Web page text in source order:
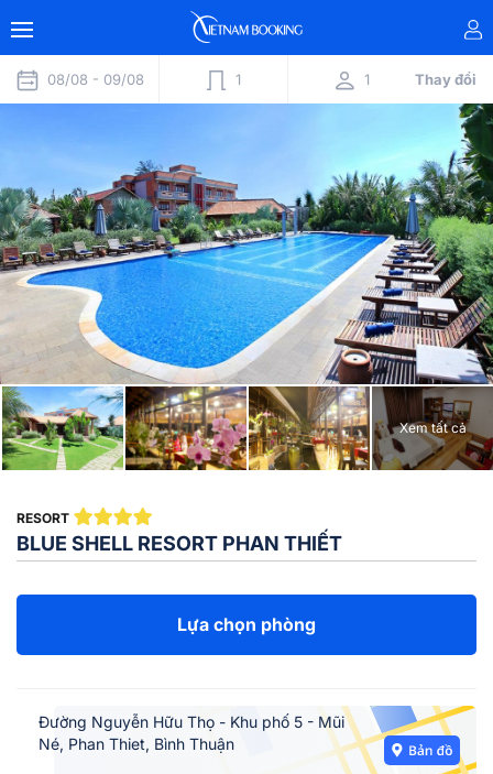
08/08 - 09/08 1 1 Thay đổi
Xem tất cả
RESORT
BLUE SHELL RESORT PHAN THIẾT
Lựa chọn phòng
Đường Nguyễn Hữu Thọ - Khu phố 5 - Mũi
Né, Phan Thiet, Bình Thuận